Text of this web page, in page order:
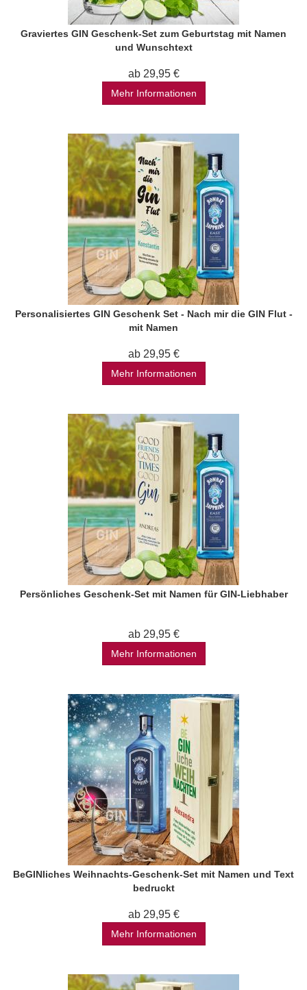
Graviertes GIN Geschenk-Set zum Geburtstag mit Namen
und Wunschtext
ab 29,95 €
Mehr Informationen
Personalisiertes GIN Geschenk Set - Nach mir die GIN Flut -
mit Namen
ab 29,95 €
Mehr Informationen
Persönliches Geschenk-Set mit Namen für GIN-Liebhaber
ab 29,95 €
Mehr Informationen
BeGINliches Weihnachts-Geschenk-Set mit Namen und Text
bedruckt
ab 29,95 €
Mehr Informationen